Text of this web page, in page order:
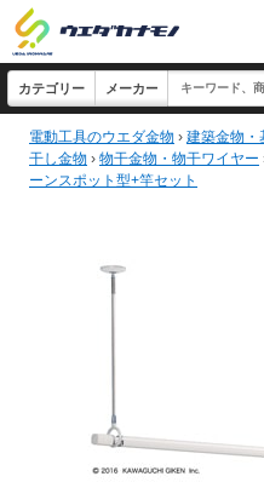
電動工具のウエダ金物 › 建築金物・
干し金物 › 物干金物・物干ワイヤー
ーンスポット型+竿セット